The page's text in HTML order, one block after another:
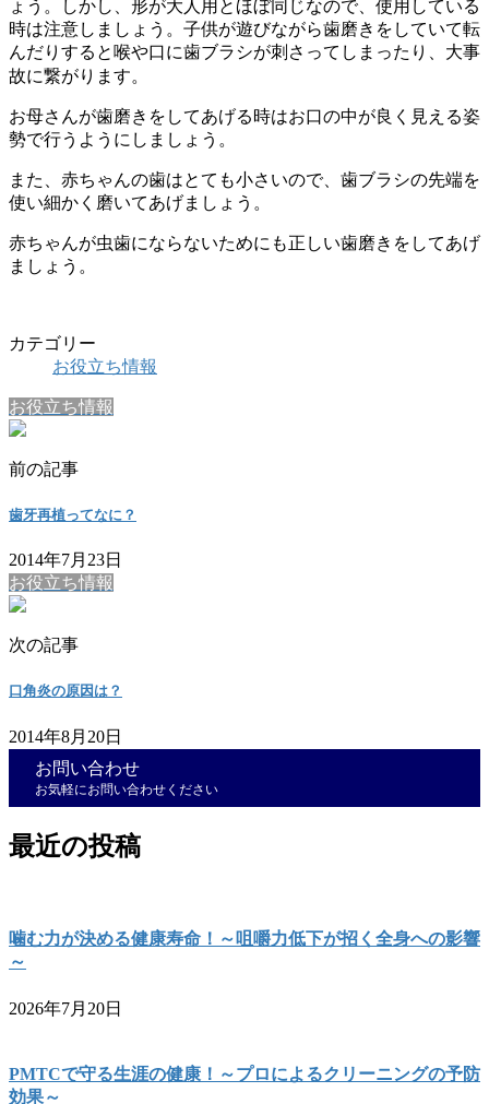
ょう。しかし、形が大人用とほぼ同じなので、使用している
時は注意しましょう。子供が遊びながら歯磨きをしていて転
んだりすると喉や口に歯ブラシが刺さってしまったり、大事
故に繋がります。
お母さんが歯磨きをしてあげる時はお口の中が良く見える姿
勢で行うようにしましょう。
また、赤ちゃんの歯はとても小さいので、歯ブラシの先端を
使い細かく磨いてあげましょう。
赤ちゃんが虫歯にならないためにも正しい歯磨きをしてあげ
ましょう。
カテゴリー
お役立ち情報
お役立ち情報
前の記事
歯牙再植ってなに？
2014年7月23日
お役立ち情報
次の記事
口角炎の原因は？
2014年8月20日
お問い合わせ
お気軽にお問い合わせください
最近の投稿
噛む力が決める健康寿命！～咀嚼力低下が招く全身への影響
～
2026年7月20日
PMTCで守る生涯の健康！～プロによるクリーニングの予防
効果～